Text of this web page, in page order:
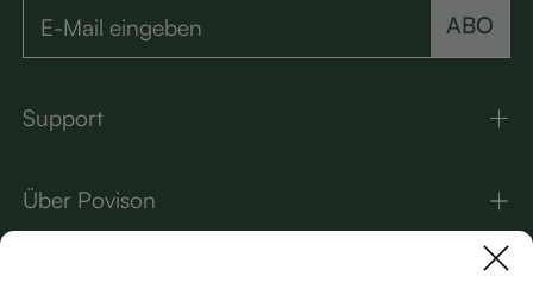
ABO
Support
Über Povison